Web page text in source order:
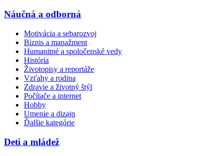
Náučná a odborná
Motivácia a sebarozvoj
Biznis a manažment
Humanitné a spoločenské vedy
História
Životopisy a reportáže
Vzťahy a rodina
Zdravie a životný štýl
Počítače a internet
Hobby
Umenie a dizajn
Ďalšie kategórie
Deti a mládež